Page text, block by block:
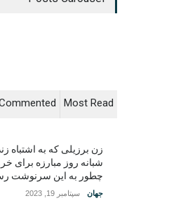
Most Read
شبانه روز مبارزه برای
چطور به این سرنوشت
جهان سپتامبر 19, 2023